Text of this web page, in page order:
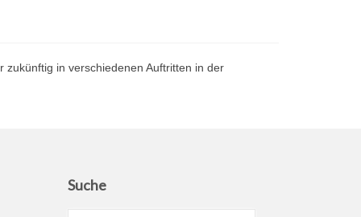
in verschiedenen Auftritten in der
Suche